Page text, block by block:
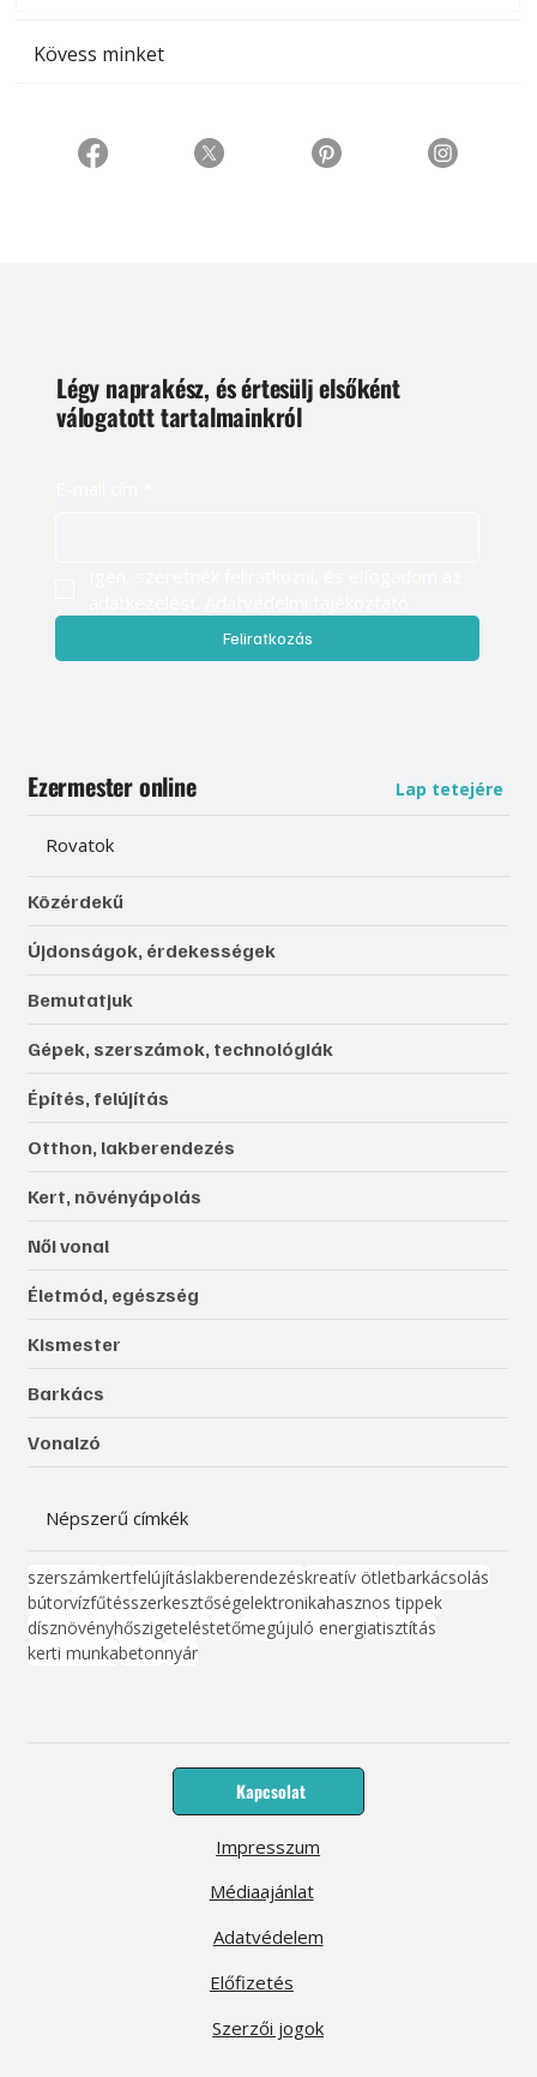
Kövess minket
Légy naprakész, és értesülj elsőként
válogatott tartalmainkról
Feliratkozás
Ezermester online Lap tetejére
Rovatok
Közérdekű
Újdonságok, érdekességek
Bemutatjuk
Gépek, szerszámok, technológiák
Építés, felújítás
Otthon, lakberendezés
Kert, növényápolás
Női vonal
Életmód, egészség
Kismester
Barkács
Vonalzó
Népszerű címkék
szerszámkertfelújításlakberendezéskreatív ötletbarkácsolás
bútorvízfűtésszerkesztőségelektronikahasznos tippek
dísznövényhőszigeteléstetőmegújuló energiatisztítás
kerti munkabetonnyár
Kapcsolat
Médiaajánlat
Előfizetés
Impresszum
Adatvédelem
Szerzői jogok